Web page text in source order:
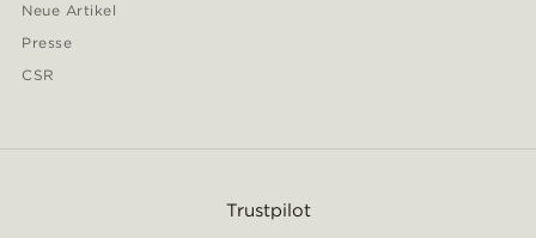
Neue Artikel
Presse
CSR
Trustpilot